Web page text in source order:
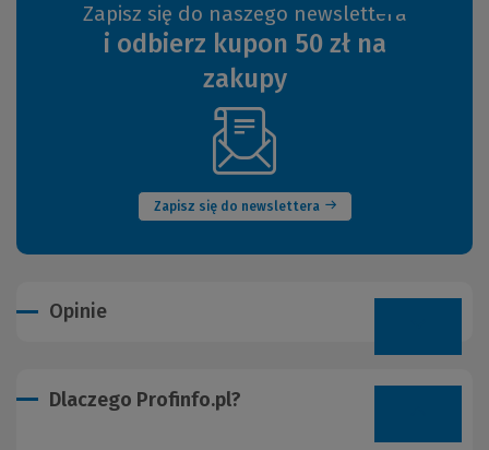
Zapisz się do naszego newslettera
i odbierz kupon 50 zł na
zakupy
Zapisz się do newslettera
(Nowe
okno)
Opinie
Dlaczego Profinfo.pl?